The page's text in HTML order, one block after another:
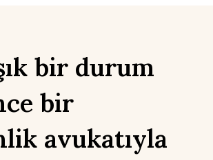
bir durum
bir
avukatıyla